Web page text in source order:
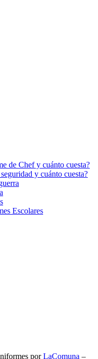
de Chef y cuánto cuesta?
y cuánto cuesta?
Escolares
porLaComuna –